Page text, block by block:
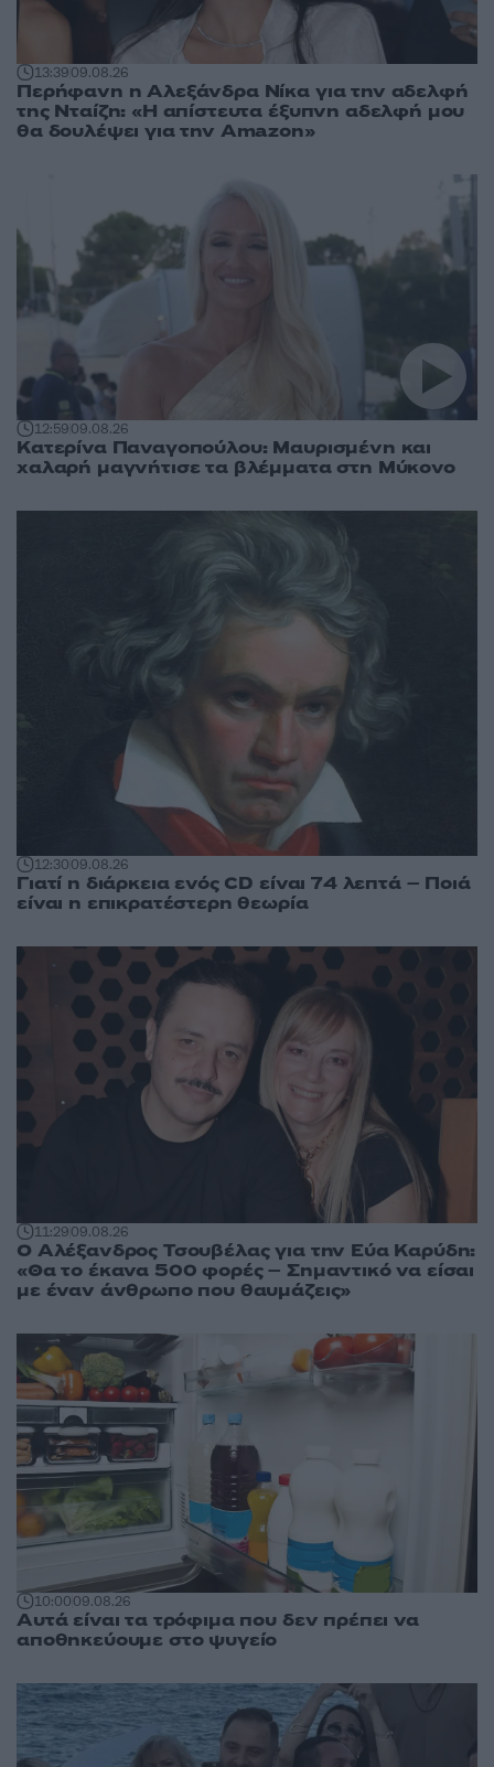
13:3909.08.26
Περήφανη η Αλεξάνδρα Νίκα για την αδελφή
της Νταίζη: «Η απίστευτα έξυπνη αδελφή μου
θα δουλέψει για την Amazon»
12:5909.08.26
Κατερίνα Παναγοπούλου: Μαυρισμένη και
χαλαρή μαγνήτισε τα βλέμματα στη Μύκονο
12:3009.08.26
Γιατί η διάρκεια ενός CD είναι 74 λεπτά – Ποιά
είναι η επικρατέστερη θεωρία
11:2909.08.26
Ο Αλέξανδρος Τσουβέλας για την Εύα Καρύδη:
«Θα το έκανα 500 φορές – Σημαντικό να είσαι
με έναν άνθρωπο που θαυμάζεις»
10:0009.08.26
Αυτά είναι τα τρόφιμα που δεν πρέπει να
αποθηκεύουμε στο ψυγείο